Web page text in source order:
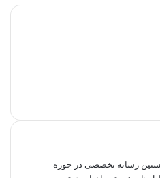
رسانه تخصصی در حوزه